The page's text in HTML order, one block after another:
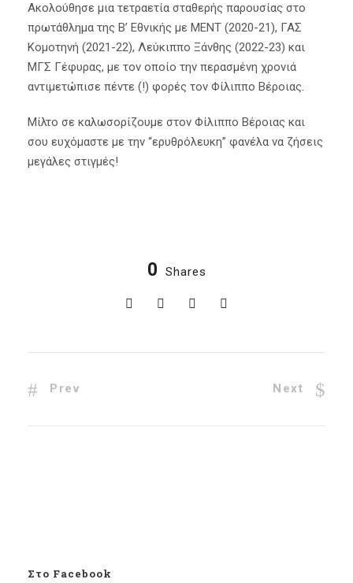
Ακολούθησε μια τετραετία σταθερής παρουσίας στο
πρωτάθλημα της Β’ Εθνικής με ΜΕΝΤ (2020-21), ΓΑΣ
Κομοτηνή (2021-22), Λεύκιππο Ξάνθης (2022-23) και
ΜΓΣ Γέφυρας, με τον οποίο την περασμένη χρονιά
αντιμετώπισε πέντε (!) φορές τον Φίλιππο Βέροιας.
Μίλτο σε καλωσορίζουμε στον Φίλιππο Βέροιας και
σου ευχόμαστε με την “ερυθρόλευκη” φανέλα να ζήσεις
μεγάλες στιγμές!
0 Shares
Prev Next
Στο Facebook